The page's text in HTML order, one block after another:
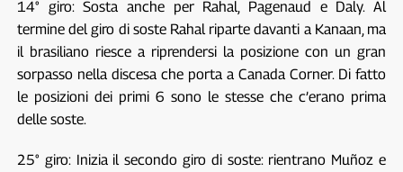
14° giro: Sosta anche per Rahal, Pagenaud e Daly. Al
termine del giro di soste Rahal riparte davanti a Kanaan, ma
il brasiliano riesce a riprendersi la posizione con un gran
sorpasso nella discesa che porta a Canada Corner. Di fatto
le posizioni dei primi 6 sono le stesse che c’erano prima
delle soste.
25° giro: Inizia il secondo giro di soste: rientrano Muñoz e